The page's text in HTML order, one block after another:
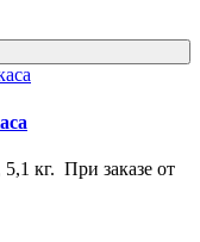
кг. При заказе от